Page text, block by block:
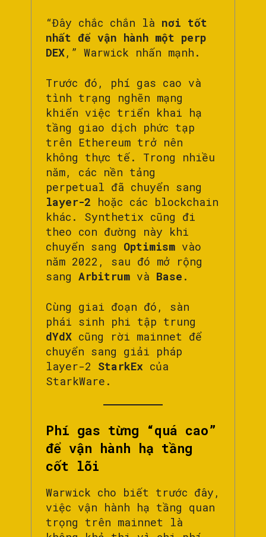
“Đây chắc chắn là nơi tốt
nhất để vận hành một perp
DEX,” Warwick nhấn mạnh.
Trước đó, phí gas cao và
tình trạng nghẽn mạng
khiến việc triển khai hạ
tầng giao dịch phức tạp
trên Ethereum trở nên
không thực tế. Trong nhiều
năm, các nền tảng
perpetual đã chuyển sang
layer-2 hoặc các blockchain
khác. Synthetix cũng đi
theo con đường này khi
chuyển sang Optimism vào
năm 2022, sau đó mở rộng
sang Arbitrum và Base .
Cùng giai đoạn đó, sàn
phái sinh phi tập trung
dYdX cũng rời mainnet để
chuyển sang giải pháp
layer-2 StarkEx của
StarkWare.
Phí gas từng “quá cao”
để vận hành hạ tầng
cốt lõi
Warwick cho biết trước đây,
việc vận hành hạ tầng quan
trọng trên mainnet là